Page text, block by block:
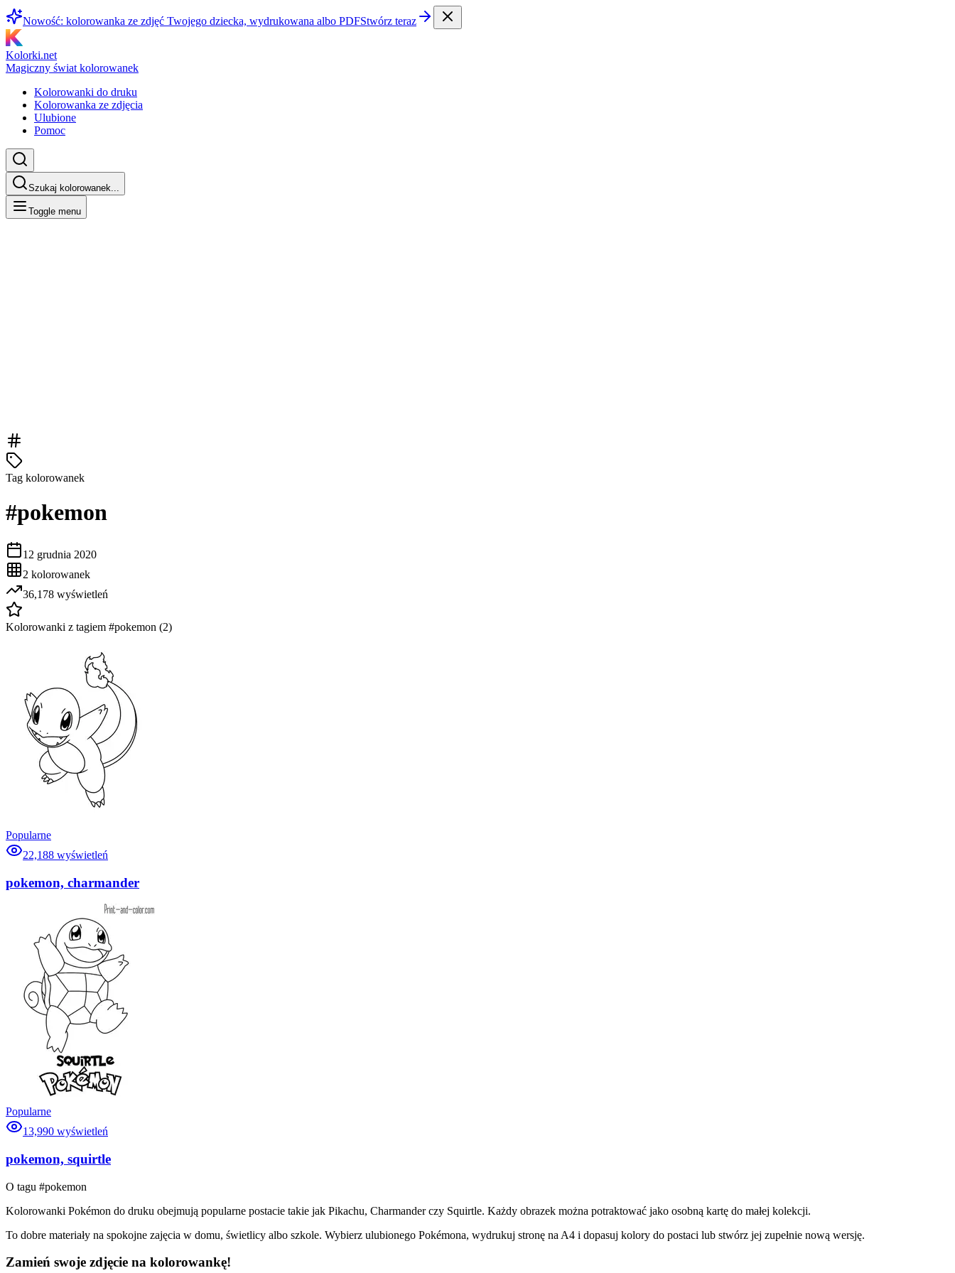
Nowość: kolorowanka ze zdjęć Twojego dziecka, wydrukowana albo PDFStwórz teraz
Kolorki.net
Magiczny świat kolorowanek
Kolorowanki do druku
Kolorowanka ze zdjęcia
Ulubione
Pomoc
Szukaj kolorowanek...
Toggle menu
Tag kolorowanek
#pokemon
12 grudnia 2020
2 kolorowanek
36,178 wyświetleń
Kolorowanki z tagiem #pokemon (2)
Popularne
22,188 wyświetleń
pokemon, charmander
Popularne
13,990 wyświetleń
pokemon, squirtle
O tagu #pokemon
Kolorowanki Pokémon do druku obejmują popularne postacie takie jak Pikachu, Charmander czy Squirtle. Każdy obrazek można potraktować jako osobną kartę do małej kolekcji.
To dobre materiały na spokojne zajęcia w domu, świetlicy albo szkole. Wybierz ulubionego Pokémona, wydrukuj stronę na A4 i dopasuj kolory do postaci lub stwórz jej zupełnie nową wersję.
Zamień swoje zdjęcie na kolorowankę!